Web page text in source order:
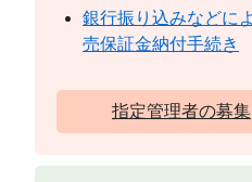
銀行振り込みなどに
売保証金納付手続き
指定管理者の募集